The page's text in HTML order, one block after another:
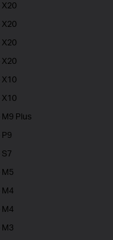
X20
X20
X20
X20
X10
X10
Plus
M5
M4
M4
M3